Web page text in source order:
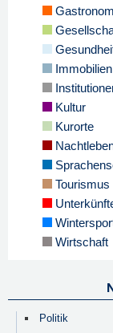
Immobilien
Kultur
Kurorte
Tourismus
Wirtschaft
Politik